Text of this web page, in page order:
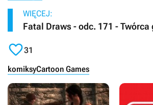
WIĘCEJ:
Fatal Draws - odc. 171 - Twórca
31
komiksyCartoon Games